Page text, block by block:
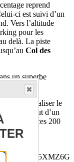
reprend
ci est suivi d’un
Vers l’altitude
pour les
delà. La piste
Col des
un superbe
à localiser le
au bout d’un
pour ces 200